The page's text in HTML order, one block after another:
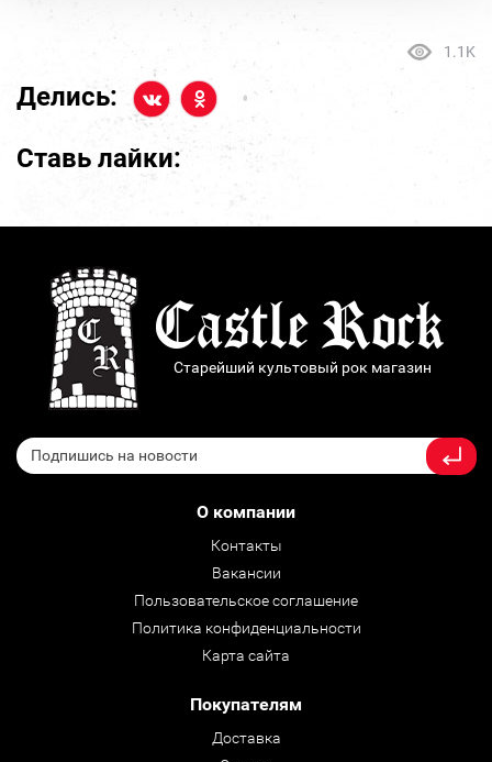
1.1K
Делись:
Ставь лайки:
Старейший культовый рок магазин
О компании
Контакты
Вакансии
Пользовательское соглашение
Политика конфиденциальности
Карта сайта
Покупателям
Доставка